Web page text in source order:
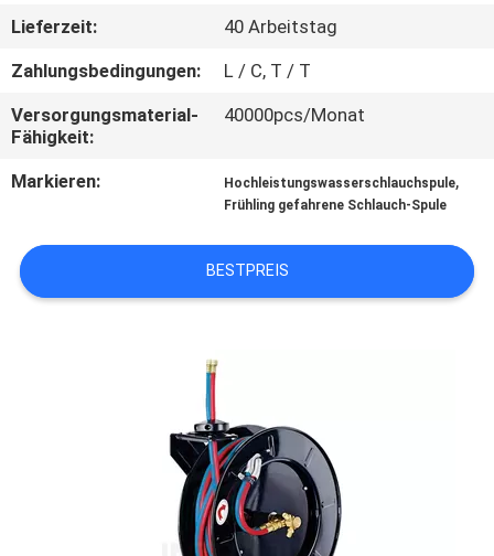
KONTAKTIERE
UNS
NACHRICHTEN
FORDERN
SIE
EIN
ANGEBOT
Lieferzeit:
40 Arbeitstag
Zahlungsbedingungen:
L / C, T / T
Versorgungsmaterial-
Fähigkeit:
40000pcs/Monat
Markieren: Hochleistungswasserschlauchspule,
Frühling gefahrene Schlauch-Spule
BESTPREIS